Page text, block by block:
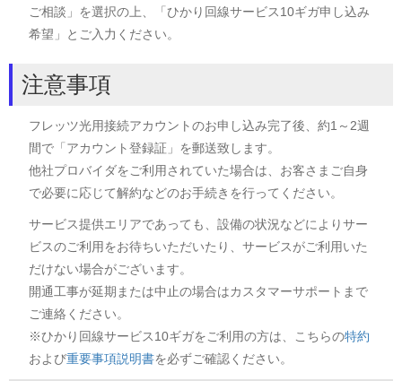
ご相談」を選択の上、「ひかり回線サービス10ギガ申し込み
希望」とご入力ください。
注意事項
フレッツ光用接続アカウントのお申し込み完了後、約1～2週
間で「アカウント登録証」を郵送致します。
他社プロバイダをご利用されていた場合は、お客さまご自身
で必要に応じて解約などのお手続きを行ってください。
サービス提供エリアであっても、設備の状況などによりサー
ビスのご利用をお待ちいただいたり、サービスがご利用いた
だけない場合がございます。
開通工事が延期または中止の場合はカスタマーサポートまで
ご連絡ください。
※ひかり回線サービス10ギガをご利用の方は、こちらの特約
および重要事項説明書を必ずご確認ください。